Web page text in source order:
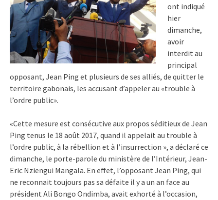
ont indiqué
hier
dimanche,
avoir
interdit au
principal
opposant, Jean Ping et plusieurs de ses alliés, de quitter le
territoire gabonais, les accusant d’appeler au «trouble à
l’ordre public».
«Cette mesure est consécutive aux propos séditieux de Jean
Ping tenus le 18 août 2017, quand il appelait au trouble à
l’ordre public, à la rébellion et à l’insurrection », a déclaré ce
dimanche, le porte-parole du ministère de l’Intérieur, Jean-
Eric Nziengui Mangala. En effet, l’opposant Jean Ping, qui
ne reconnait toujours pas sa défaite il y a un an face au
président Ali Bongo Ondimba, avait exhorté à l’occasion,